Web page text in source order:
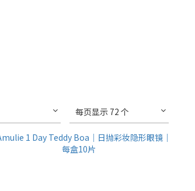
每页显示 72 个